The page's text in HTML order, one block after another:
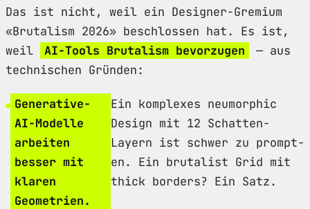
Das ist nicht, weil ein Designer-Gremium
«Brutalism 2026» beschlossen hat. Es ist,
weil
AI-Tools Brutalism bevorzugen
— aus
technischen Gründen:
Generative-
AI-Modelle
arbeiten
besser mit
klaren
Geometrien.
Ein komplexes neumorphic
Design mit 12 Schatten-
Layern ist schwer zu prompt-
en. Ein brutalist Grid mit
thick borders? Ein Satz.